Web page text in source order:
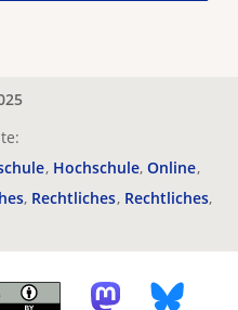
Hochschule Online
Rechtliches Rechtliches